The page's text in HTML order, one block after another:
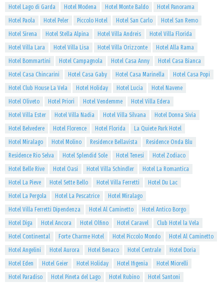
Hotel Lago di Garda
Hotel Modena Hotel Monte Baldo
Hotel Panorama
Hotel Paola
Hotel Peler Piccolo Hotel Hotel San Carlo
Hotel San Remo
Hotel Sirena
Hotel Stella Alpina Hotel Villa Andreis
Hotel Villa Florida
Hotel Villa Lara
Hotel Villa Lisa Hotel Villa Orizzonte
Hotel Alla Rama
Hotel Bommartini
Hotel Campagnola Hotel Casa Anny
Hotel Casa Bianca
Hotel Casa Chincarini
Hotel Casa Gaby Hotel Casa Marinella
Hotel Casa Popi
Hotel Club House La Vela
Hotel Holiday Hotel Lucia
Hotel Navene
Hotel Oliveto
Hotel Priori Hotel Vendemme
Hotel Villa Edera
Hotel Villa Ester
Hotel Villa Nadia Hotel Villa Silvana
Hotel Donna Sivia
Hotel Belvedere
Hotel Florence Hotel Florida
La Quiete Park Hotel
Hotel Miralago
Hotel Molino Residence Bellavista
Residence Onda Blu
Residence Rio Selva
Hotel Splendid Sole Hotel Tenesi
Hotel Zodiaco
Hotel Belle Rive
Hotel Oasi Hotel Villa Schindler
Hotel La Romantica
Hotel La Pieve
Hotel Sette Bello Hotel Villa Ferretti
Hotel Du Lac
Hotel La Pergola
Hotel La Pescatrice
Hotel Miralago
Hotel Villa Ferretti Dipendenza
Hotel Al Caminetto
Hotel Antico Borgo
Hotel Diga
Hotel Ancora Hotel Olfino Hotel Caravel
Club Hotel la Vela
Hotel Continental
Forte Charme Hotel Hotel Piccolo Mondo
Hotel Al Caminetto
Hotel Angelini
Hotel Aurora Hotel Benaco Hotel Centrale
Hotel Doria
Hotel Eden
Hotel Geier Hotel Holiday Hotel Ifigenia
Hotel Miorelli
Hotel Paradiso
Hotel Pineta del Lago Hotel Rubino
Hotel Santoni